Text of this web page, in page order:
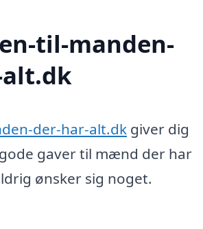
til-manden-
der-har-alt.dk giver dig
gaver til mænd der har
ønsker sig noget.